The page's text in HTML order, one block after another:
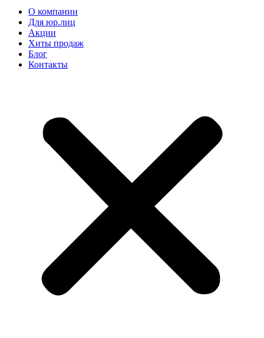
О компании
Для юр.лиц
Акции
Хиты продаж
Блог
Контакты